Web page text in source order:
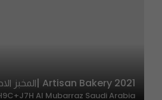
2021 Artisan Bakery |المخبز الاحترافي
Al Mubarraz Saudi Arabia